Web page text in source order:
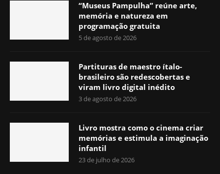
“Museus Pampulha” reúne arte,
memória e natureza em
programação gratuita
5 de agosto de 2026
Partituras de maestro ítalo-
brasileiro são redescobertas e
viram livro digital inédito
3 de agosto de 2026
Livro mostra como o cinema criar
memórias e estimula a imaginação
infantil
23 de julho de 2026